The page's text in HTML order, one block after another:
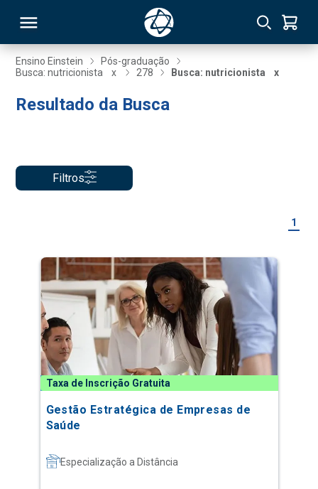
Ensino Einstein
Pós-graduação
Busca: nutricionista
x 278 Busca: nutricionista x
Resultado da Busca
Filtros
1
Taxa de Inscrição Gratuita
Gestão Estratégica de Empresas de
Saúde
Especialização a Distância